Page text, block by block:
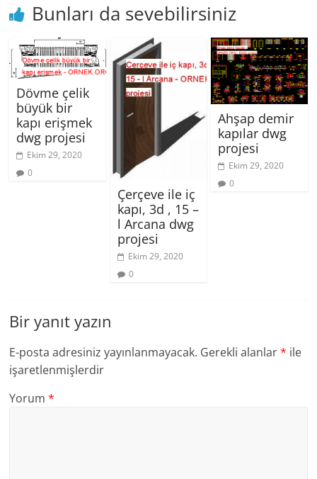
Bunları da sevebilirsiniz
Dövme çelik
büyük bir
kapı erişmek
dwg projesi
Ekim 29, 2020
0
Çerçeve ile iç
kapı, 3d , 15 –
l Arcana dwg
projesi
Ekim 29, 2020
0
Ahşap demir
kapılar dwg
projesi
Ekim 29, 2020
0
Bir yanıt yazın
E-posta adresiniz yayınlanmayacak. Gerekli alanlar* ile
işaretlenmişlerdir
Yorum*